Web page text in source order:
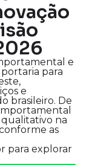
e
para
e
brasileiro. De
na
as
para explorar